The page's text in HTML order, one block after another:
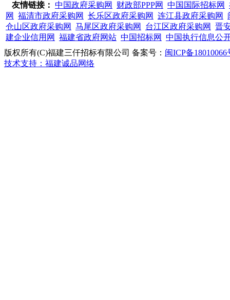
友情链接： 中国政府采购网 财政部PPP网 中国国际招标网
网
福清市政府采购网 长乐区政府采购网 连江县政府采购网
仓山区政府采购网
马尾区政府采购网 台江区政府采购网
晋
建企业信用网
福建省政府网站 中国招标网
中国执行信息公
版权所有(C)福建三仟招标有限公司 备案号： 闽ICP备18010066
技术支持：福建诚品网络